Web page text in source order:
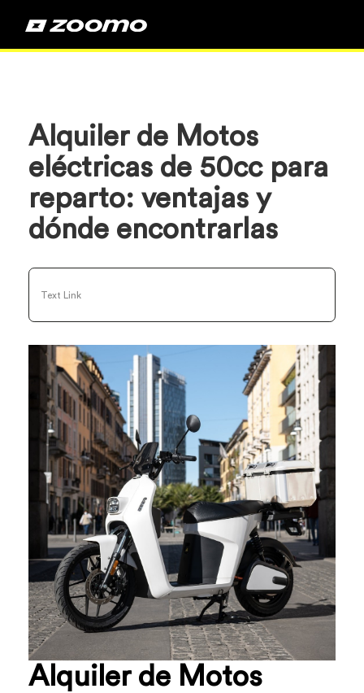
Alquiler de Motos
eléctricas de 50cc para
reparto: ventajas y
dónde encontrarlas
Alquiler de Motos
Text Link